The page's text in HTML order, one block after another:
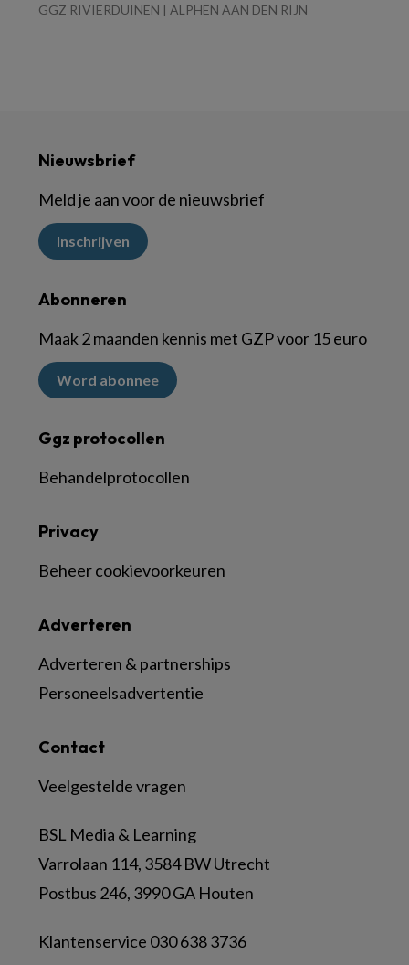
GGZ RIVIERDUINEN | ALPHEN AAN DEN RIJN
Nieuwsbrief
Meld je aan voor de nieuwsbrief
Inschrijven
Abonneren
Maak 2 maanden kennis met GZP voor 15 euro
Word abonnee
Ggz protocollen
Behandelprotocollen
Contact
Veelgestelde vragen
BSL Media & Learning
Varrolaan 114, 3584 BW Utrecht
Postbus 246, 3990 GA Houten
Klantenservice 030 638 3736
Adverteren
Adverteren & partnerships
Personeelsadvertentie
Privacy
Beheer cookievoorkeuren